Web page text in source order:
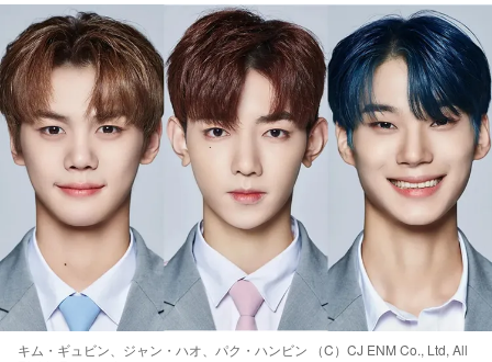
キム・ギュビン、ジャン・ハオ、パク・ハンビン （C）CJ ENM Co., Ltd, All